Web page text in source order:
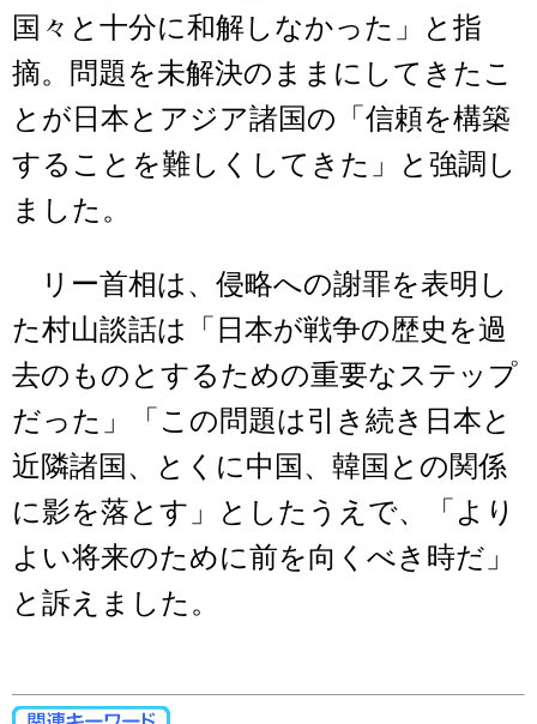
国々と十分に和解しなかった」と指
摘。問題を未解決のままにしてきたこ
とが日本とアジア諸国の「信頼を構築
することを難しくしてきた」と強調し
ました。
リー首相は、侵略への謝罪を表明し
た村山談話は「日本が戦争の歴史を過
去のものとするための重要なステップ
だった」「この問題は引き続き日本と
近隣諸国、とくに中国、韓国との関係
に影を落とす」としたうえで、「より
よい将来のために前を向くべき時だ」
と訴えました。